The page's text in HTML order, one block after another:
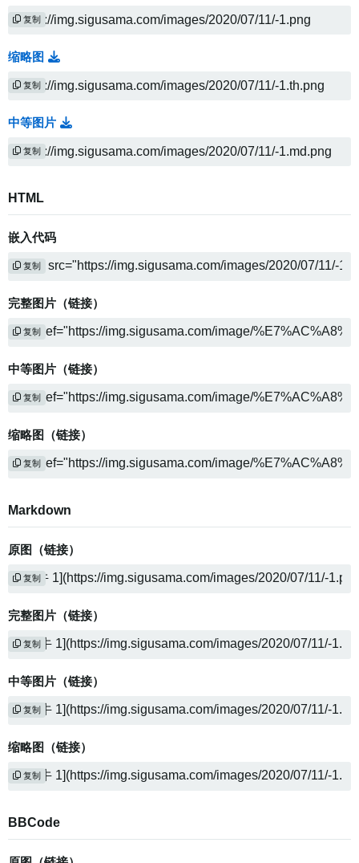
复制
缩略图
复制
中等图片
复制
HTML
嵌入代码
复制
完整图片（链接）
复制
中等图片（链接）
复制
缩略图（链接）
复制
Markdown
原图（链接）
复制
完整图片（链接）
复制
中等图片（链接）
复制
缩略图（链接）
复制
BBCode